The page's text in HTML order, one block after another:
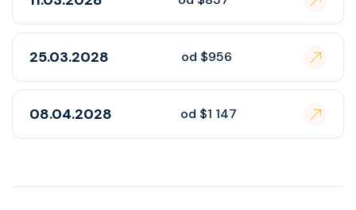
25.03.2028 od $956
08.04.2028 od $1 147